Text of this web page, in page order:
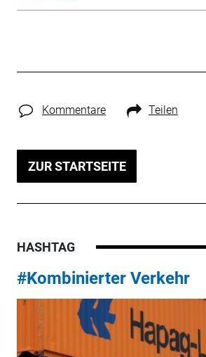
Kommentare Teilen
ZUR STARTSEITE
HASHTAG
#Kombinierter Verkehr